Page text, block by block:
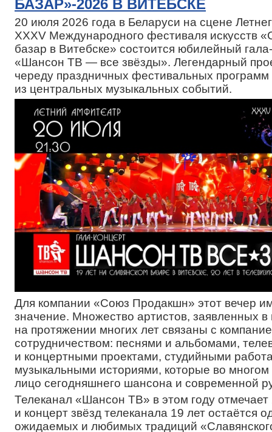
БАЗАР»-2026 В ВИТЕБСКЕ
20 июля 2026 года в Беларуси на сцене
XXXV Международного фестиваля искусств
базар в Витебске» состоится юбилейный
«Шансон ТВ — все звёзды». Легендарный
череду праздничных фестивальных программ
из центральных музыкальных событий.
Для компании «Союз Продакшн» этот вечер
значение. Множество артистов, заявленных в
на протяжении многих лет связаны с
сотрудничеством: песнями и альбомами,
и концертными проектами, студийными
музыкальными историями, которые во
лицо сегодняшнего шансона и современной
Телеканал «Шансон ТВ» в этом году отмечает
и концерт звёзд телеканала 19 лет остаётся
ожидаемых и любимых традиций